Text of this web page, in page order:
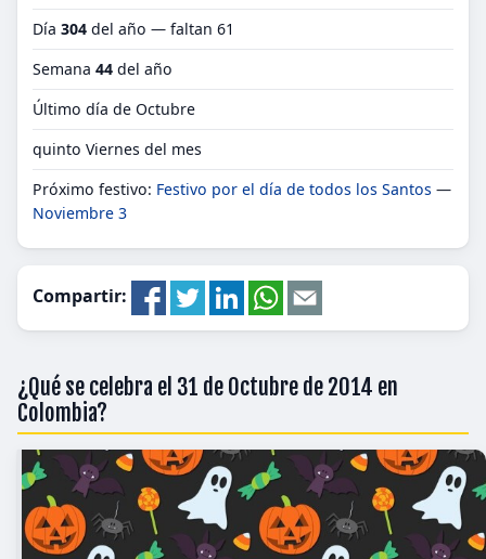
Día 304 del año — faltan 61
Semana 44 del año
Último día de Octubre
quinto Viernes del mes
Próximo festivo: Festivo por el día de todos los Santos —
Noviembre 3
Compartir:
¿Qué se celebra el 31 de Octubre de 2014 en
Colombia?